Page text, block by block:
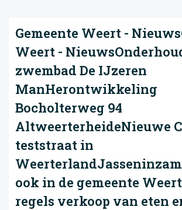
Gemeente Weert -
Weert -
zwembad De IJzeren
ManHerontwikkeling
Bocholterweg 94
AltweerterheideNieuwe
teststraat in
ook in de gemeente
regels verkoop van eten